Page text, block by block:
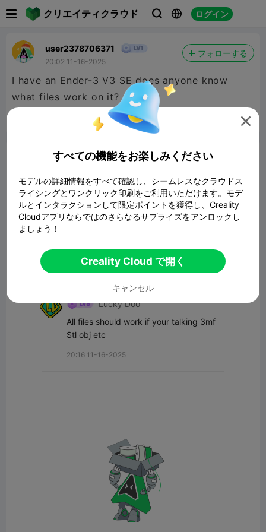
クリエイティクラウド   ログイン
user2378706371
20:02 11-16-2025
フォローする
I have an Ender-3 V3 SE does anyone know
what files work on it?
2 
コメント
Lucky Doo
All files should work if your talking 3mf
Stl obj etc
20:16 11-16-2025

すべての機能をお楽しみください
モデルの詳細情報をすべて確認し、シームレスなクラウドス
ライシングとワンクリック印刷をご利用いただけます。モデ
ルとインタラクションして限定ポイントを獲得し、Creality
Cloudアプリならではのさらなるサプライズをアンロックし
ましょう！
Creality Cloud で開く
キャンセル